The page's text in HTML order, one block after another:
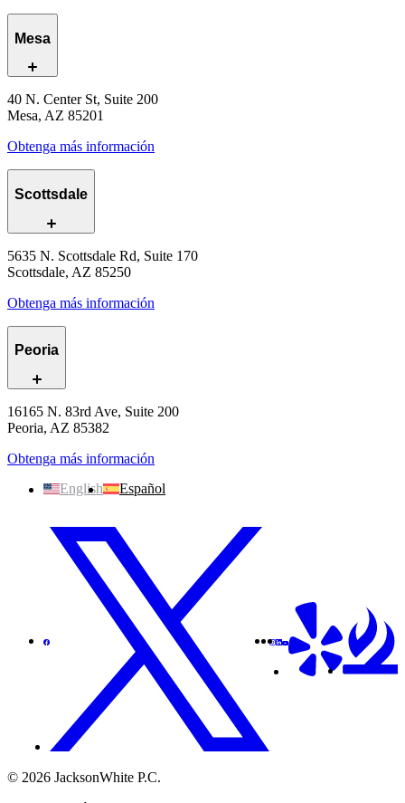
Mesa
40 N. Center St, Suite 200
Mesa, AZ 85201
Obtenga más información
Scottsdale
5635 N. Scottsdale Rd, Suite 170
Scottsdale, AZ 85250
Obtenga más información
Peoria
16165 N. 83rd Ave, Suite 200
Peoria, AZ 85382
Obtenga más información
English
Español
© 2026 JacksonWhite P.C.